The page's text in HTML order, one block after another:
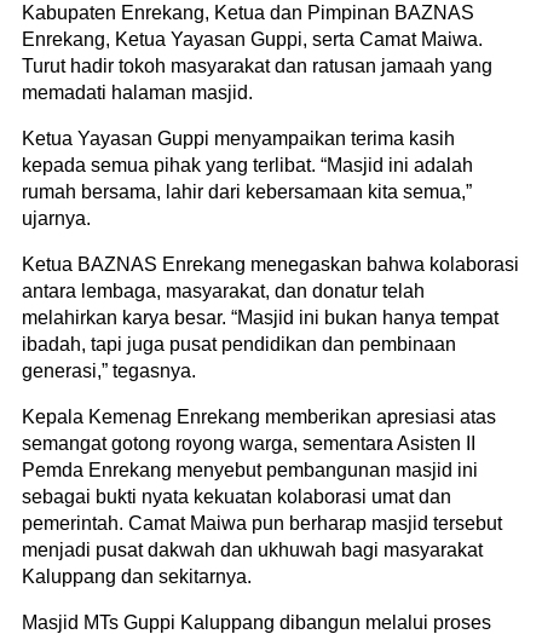
Kabupaten Enrekang, Ketua dan Pimpinan BAZNAS
Enrekang, Ketua Yayasan Guppi, serta Camat Maiwa.
Turut hadir tokoh masyarakat dan ratusan jamaah yang
memadati halaman masjid.
Ketua Yayasan Guppi menyampaikan terima kasih
kepada semua pihak yang terlibat. “Masjid ini adalah
rumah bersama, lahir dari kebersamaan kita semua,”
ujarnya.
Ketua BAZNAS Enrekang menegaskan bahwa kolaborasi
antara lembaga, masyarakat, dan donatur telah
melahirkan karya besar. “Masjid ini bukan hanya tempat
ibadah, tapi juga pusat pendidikan dan pembinaan
generasi,” tegasnya.
Kepala Kemenag Enrekang memberikan apresiasi atas
semangat gotong royong warga, sementara Asisten II
Pemda Enrekang menyebut pembangunan masjid ini
sebagai bukti nyata kekuatan kolaborasi umat dan
pemerintah. Camat Maiwa pun berharap masjid tersebut
menjadi pusat dakwah dan ukhuwah bagi masyarakat
Kaluppang dan sekitarnya.
Masjid MTs Guppi Kaluppang dibangun melalui proses